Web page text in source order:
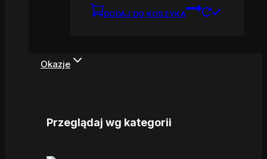
DODAJ DO KOSZYKA
Okazje
Przeglądaj wg kategorii